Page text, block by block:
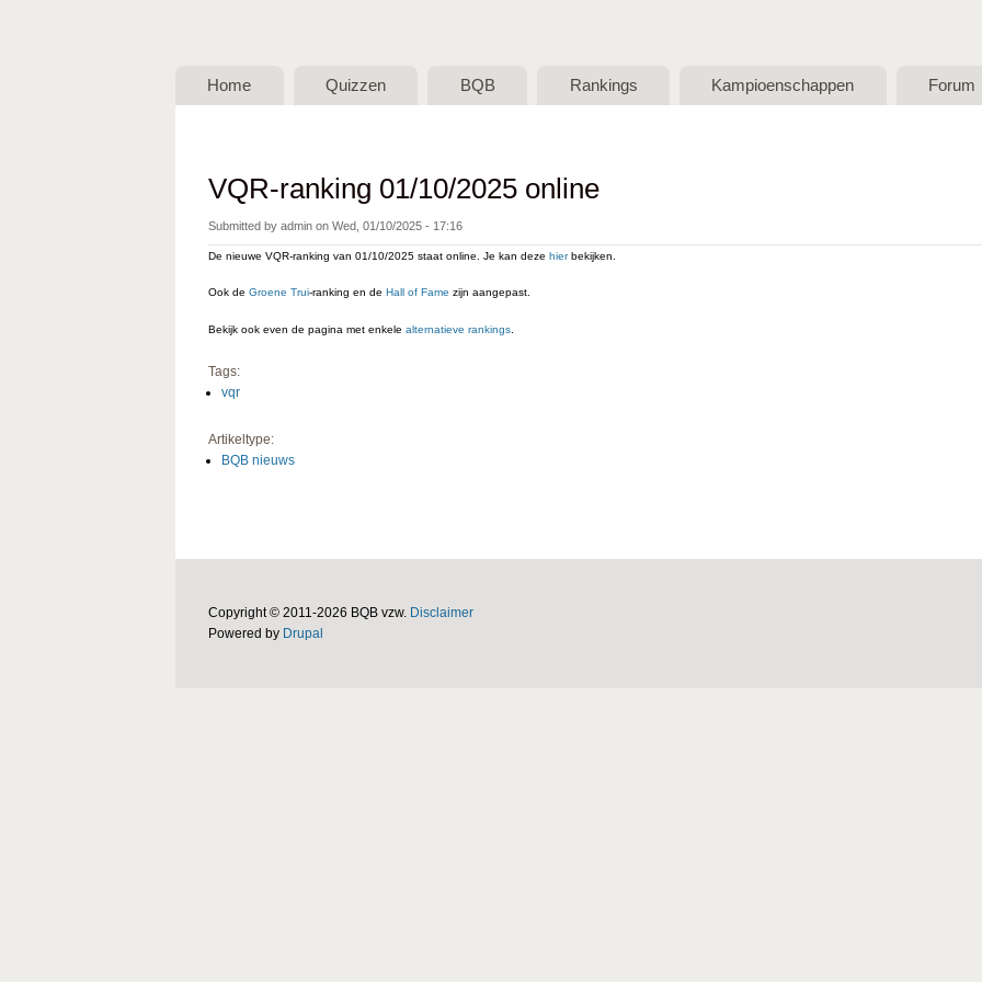
Belgische
vzw
Home Quizzen BQB Rankings Kampioenschappen Forum
VQR-ranking 01/10/2025 online
Submitted by admin on Wed, 01/10/2025 - 17:16
De nieuwe VQR-ranking van 01/10/2025 staat online. Je kan deze hierbekijken.
Ook de Groene Trui-ranking en de Hall of Fame zijn aangepast.
Bekijk ook even de pagina met enkele alternatieve rankings
Tags:
vqr
Artikeltype:
BQB nieuws
Copyright © 2011-2026 BQB vzw. Disclaimer
Powered by Drupal